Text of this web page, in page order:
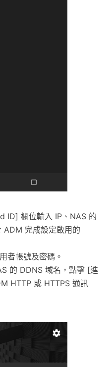
ID] 欄位輸入 IP、NAS 的
ADM 完成設定啟用的
者帳號及密碼。
的 DDNS 域名，點擊 [進
HTTP 或 HTTPS 通訊